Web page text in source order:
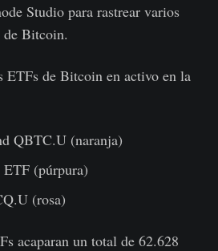
Studio para rastrear varios
de Bitcoin.
ETFs de Bitcoin en activo en la
QBTC.U (naranja)
(púrpura)
(rosa)
acaparan un total de 62.628